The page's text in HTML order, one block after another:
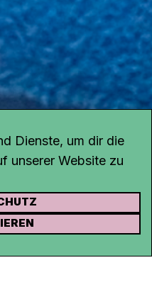
Dienste, um dir die
unserer Website zu